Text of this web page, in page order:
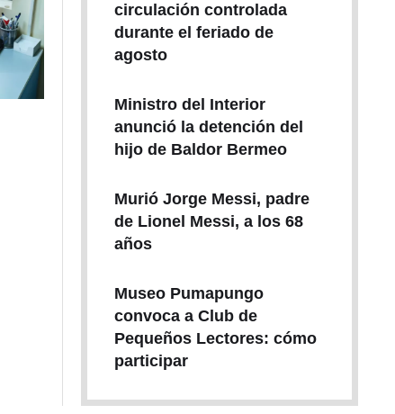
circulación controlada
durante el feriado de
agosto
Ministro del Interior
anunció la detención del
hijo de Baldor Bermeo
Murió Jorge Messi, padre
de Lionel Messi, a los 68
años
Museo Pumapungo
convoca a Club de
Pequeños Lectores: cómo
participar